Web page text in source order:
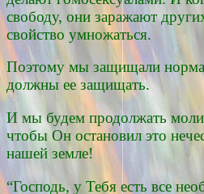
свободу, они заражают
свойство умножаться.
Поэтому мы защищали
должны ее защищать.
И мы будем продолжать
чтобы Он остановил это
нашей земле!
“Господь, у Тебя есть все